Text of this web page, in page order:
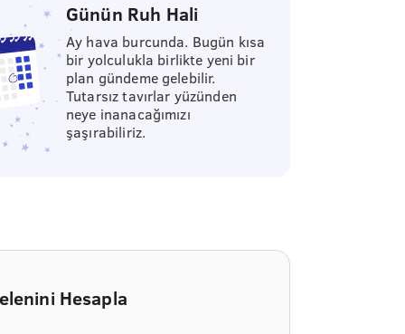
Günün Ruh Hali
Ay hava burcunda. Bugün kısa
bir yolculukla birlikte yeni bir
plan gündeme gelebilir.
Tutarsız tavırlar yüzünden
neye inanacağımızı
şaşırabiliriz.
Hesapla